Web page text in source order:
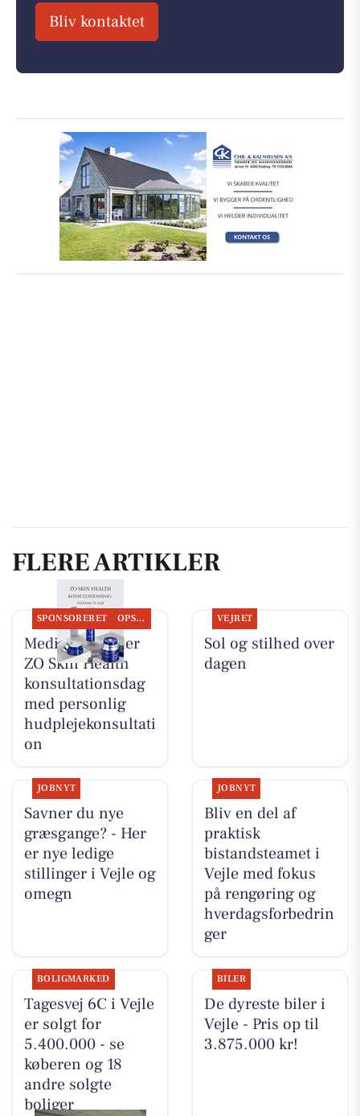
Bliv kontaktet
FLERE ARTIKLER
SPONSORERET OPSLAGSTAVLEN
MediSkin holder
ZO Skin Health
konsultationsdag
med personlig
hudplejekonsultati
on
VEJRET
Sol og stilhed over
dagen
JOBNYT
Savner du nye
græsgange? - Her
er nye ledige
stillinger i Vejle og
omegn
JOBNYT
Bliv en del af
praktisk
bistandsteamet i
Vejle med fokus
på rengøring og
hverdagsforbedrin
ger
BOLIGMARKED
Tagesvej 6C i Vejle
er solgt for
5.400.000 - se
køberen og 18
andre solgte
boliger
BILER
De dyreste biler i
Vejle - Pris op til
3.875.000 kr!